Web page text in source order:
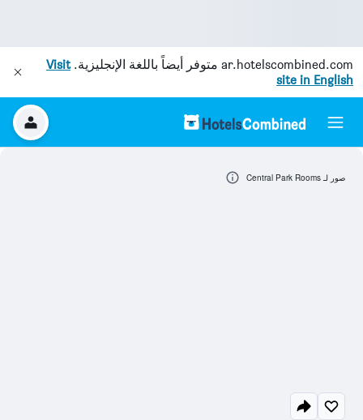
ar.hotelscombined.com متوفر أيضاً باللغة الإنجليزية.Visit
site in English
صور لـ Central Park Rooms